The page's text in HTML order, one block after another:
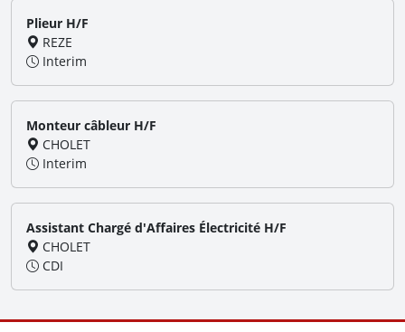
Plieur H/F
REZE
Interim
Monteur câbleur H/F
CHOLET
Interim
Assistant Chargé d'Affaires Électricité H/F
CHOLET
CDI